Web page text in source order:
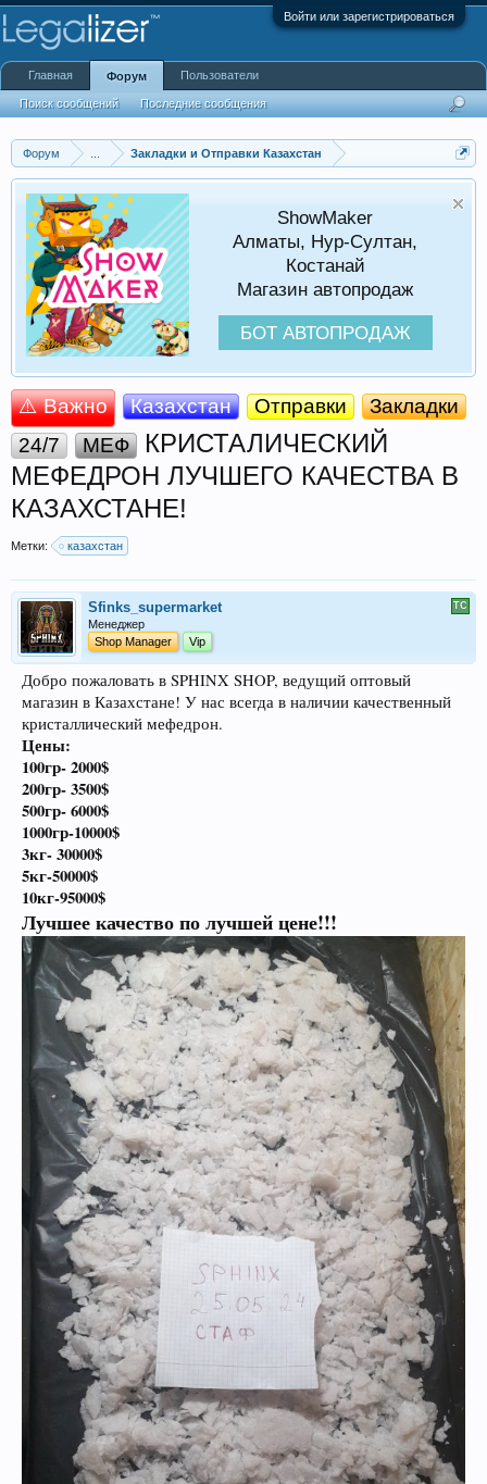
Войти или зарегистрироваться
Форум Закладки и Отправки Казахстан
ShowMaker
Алматы, Нур-Султан,
Костанай
Магазин автопродаж
БОТ АВТОПРОДАЖ
⚠️ Важно Казахстан Отправки
Закладки
24/7
МЕФ
КРИСТАЛИЧЕСКИЙ
МЕФЕДРОН ЛУЧШЕГО КАЧЕСТВА В
КАЗАХСТАНЕ!
Метки: казахстан
Sfinks_supermarket
Менеджер
Shop Manager
Vip
Добро пожаловать в SPHINX SHOP, ведущий оптовый
магазин в Казахстане! У нас всегда в наличии качественный
кристаллический мефедрон.
Цены:
100гр- 2000$
200гр- 3500$
500гр- 6000$
1000гр-10000$
3кг- 30000$
5кг-50000$
10кг-95000$
Лучшее качество по лучшей цене!!!
Главная Форум
Поиск сообщений Последние сообщения
Пользователи